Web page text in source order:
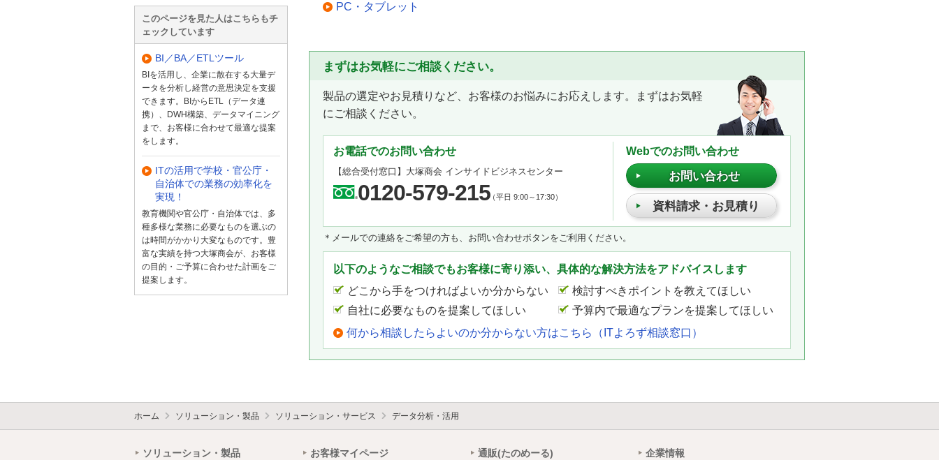
PC・タブレット
まずはお気軽にご相談ください。
製品の選定やお見積りなど、お客様のお悩みにお応えします。まずはお気軽
にご相談ください。
お電話でのお問い合わせ
【総合受付窓口】 大塚商会 インサイドビジネスセンター
0120-579-215（平日 9:00～17:30）
Webでのお問い合わせ
お問い合わせ
資料請求・お見積り
＊メールでの連絡をご希望の方も、お問い合わせボタンをご利用ください。
以下のようなご相談でもお客様に寄り添い、具体的な解決方法をアドバイスします
どこから手をつければよいか分からない
検討すべきポイントを教えてほしい
自社に必要なものを提案してほしい
予算内で最適なプランを提案してほしい
何から相談したらよいのか分からない方はこちら（ITよろず相談窓口）
このページを見た人はこちらもチ
ェックしています
BI／BA／ETLツール
BIを活用し、企業に散在する大量デ
ータを分析し経営の意思決定を支援
できます。BIからETL（データ連
携）、DWH構築、データマイニング
まで、お客様に合わせて最適な提案
をします。
ITの活用で学校・官公庁・
自治体での業務の効率化を
実現！
教育機関や官公庁・自治体では、多
種多様な業務に必要なものを選ぶの
は時間がかかり大変なものです。豊
富な実績を持つ大塚商会が、お客様
の目的・ご予算に合わせた計画をご
提案します。
ホーム ソリューション・製品 ソリューション・サービス データ分析・活用
ソリューション・製品 お客様マイページ 通販(たのめーる) 企業情報